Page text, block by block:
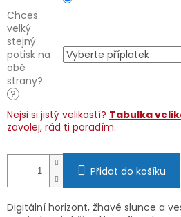
Chceš
velký
stejný
potisk na
obě
strany?
?
Nejsi si jistý velikostí? Tabulka
zavolej, rád ti poradím.
Přidat do košíku
Digitální horizont, žhavé slunce a